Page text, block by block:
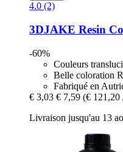
4.0 (2)
3DJAKE Resin
-60%
Couleurs
Belle coloration
Fabriqué en
€ 3,03 € 7,59 (€ 121,20
Livraison jusqu'au 13